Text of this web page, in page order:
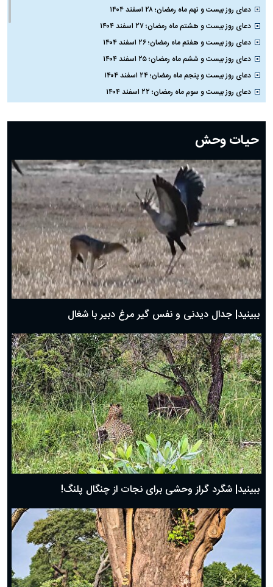
دعای روز بیست و نهم ماه رمضان؛ ۲۸ اسفند ۱۴۰۴
دعای روز بیست و هشتم ماه رمضان؛ ۲۷ اسفند ۱۴۰۴
دعای روز بیست و هفتم ماه رمضان؛ ۲۶ اسفند ۱۴۰۴
دعای روز بیست و ششم ماه رمضان؛ ۲۵ اسفند ۱۴۰۴
دعای روز بیست و پنجم ماه رمضان؛ ۲۴ اسفند ۱۴۰۴
دعای روز بیست و سوم ماه رمضان؛ ۲۲ اسفند ۱۴۰۴
دعای روز بیستم ماه رمضان؛ ۱۹ اسفند ۱۴۰۴
دعای روز هشتم ماه مبارک رمضان؛ ۷ اسفند ماه ۱۴۰۴
دعای روز هفتم ماه رمضان؛ ۶ اسفند ۱۴۰۴
دعای روز ششم ماه رمضان؛ ۵ اسفند ۱۴۰۴
دعای روز پنجم ماه رمضان؛ ۴ اسفند ۱۴۰۴
دعای روز چهارم ماه مبارک رمضان؛ ۳ اسفند ۱۴۰۴
دعای روز سوم ماه مبارک رمضان؛ ۱۴ اسفند ۱۴۰۴
دعای روز دوم ماه مبارک رمضان ۱ اسفند ماه ۱۴۰۴
دعای روز اول ماه مبارک رمضان، ۳۰ بهمن ۱۴۰۴
حضرت زینب(س) چگونه از دنیا رفت؟
بهترین پیامک تبریک روز پدر ۱۴۰۴؛ جملات زیبا و صمیمانه
حیات وحش
ببینید| جدال دیدنی و نفس گیر مرغ دبیر با شغال
ببینید| شگرد گراز وحشی برای نجات از چنگال پلنگ!